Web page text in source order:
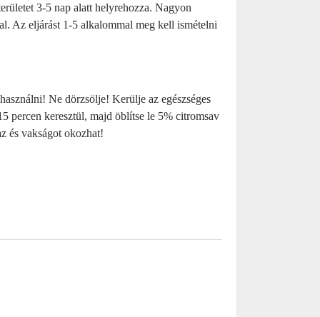
3-5 nap alatt helyrehozza. Nagyon
Az eljárást 1-5 alkalommal meg kell ismételni
Ne dörzsölje! Kerülje az egészséges
percen keresztül, majd öblítse le 5% citromsav
és vakságot okozhat!